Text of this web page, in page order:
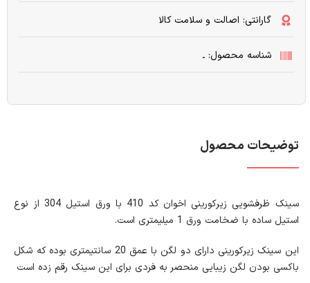
گارانتی: اصالت و سلامت کالا
شناسه محصول: ـ
توضیحات محصول
سینک ظرفشویی زیرکورینی اخوان کد 410 با ورق استیل 304 از نوع
استیل ساده با ضخامت ورق 1 میلیمتری است.
این سینک زیرکورینی دارای دو لگن با عمق 20 سانتیمتری بوده که شکل
باکسی بودن لگن زیبایی منحصر به فردی برای این سینک رقم زده است